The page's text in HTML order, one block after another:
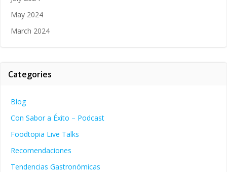
May 2024
March 2024
Categories
Blog
Con Sabor a Éxito – Podcast
Foodtopia Live Talks
Recomendaciones
Tendencias Gastronómicas